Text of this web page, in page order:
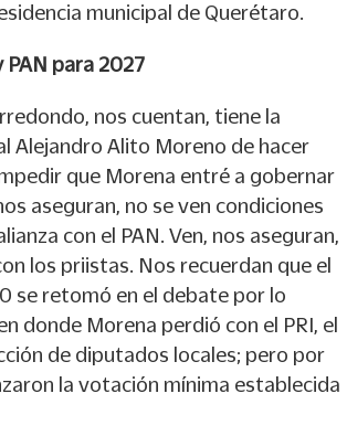
municipal de Querétaro.
PAN para 2027
nos cuentan, tiene la
Alejandro Alito Moreno de hacer
que Morena entré a gobernar
aseguran, no se ven condiciones
con el PAN. Ven, nos aseguran,
los priistas. Nos recuerdan que el
se retomó en el debate por lo
donde Morena perdió con el PRI, el
de diputados locales; pero por
la votación mínima establecida